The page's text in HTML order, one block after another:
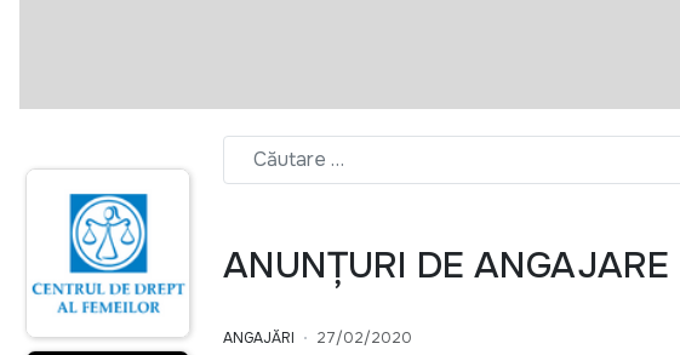
ANUNȚURI DE ANGAJARE
ANGAJĂRI 27/02/2020